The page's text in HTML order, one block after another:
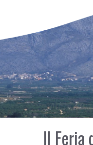
II Feria